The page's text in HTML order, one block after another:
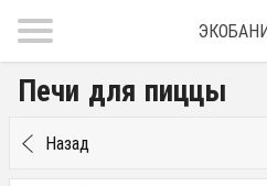
Печи для пиццы
Назад